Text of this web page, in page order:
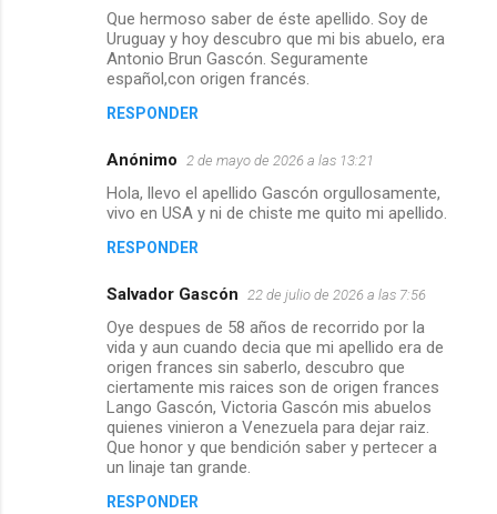
Que hermoso saber de éste apellido. Soy de
Uruguay y hoy descubro que mi bis abuelo, era
Antonio Brun Gascón. Seguramente
español,con origen francés.
RESPONDER
Anónimo 2 de mayo de 2026 a las 13:21
Hola, llevo el apellido Gascón orgullosamente,
vivo en USA y ni de chiste me quito mi apellido.
RESPONDER
Salvador Gascón 22 de julio de 2026 a las 7:56
Oye despues de 58 años de recorrido por la
vida y aun cuando decia que mi apellido era de
origen frances sin saberlo, descubro que
ciertamente mis raices son de origen frances
Lango Gascón, Victoria Gascón mis abuelos
quienes vinieron a Venezuela para dejar raiz.
Que honor y que bendición saber y pertecer a
un linaje tan grande.
RESPONDER